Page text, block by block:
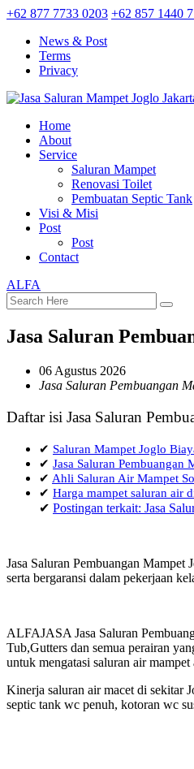
+62 877 7733 0203 +62 857 1440
News & Post
Terms
Privacy
Home
About
Service
Saluran Mampet
Renovasi Toilet
Pembuatan Septic Tank
Visi & Misi
Post
Post
Contact
ALFA
Jasa Saluran
06 Agustus 2026
Jasa Saluran Pembuangan
Daftar isi Jasa Saluran
✔ Saluran Mampet Joglo
✔ Jasa Saluran Pembuangan
✔ Ahli Saluran Air Mampet
✔ Harga mampet saluran air
✔ Postingan terkait: Jasa
Jasa Saluran Pembuangan
serta bergaransi dalam pekerjaan
ALFAJASA Jasa Saluran
Tub,Gutters dan semua perairan
untuk mengatasi saluran air
Kinerja saluran air macet di sekitar
septic tank wc penuh, kotoran wc